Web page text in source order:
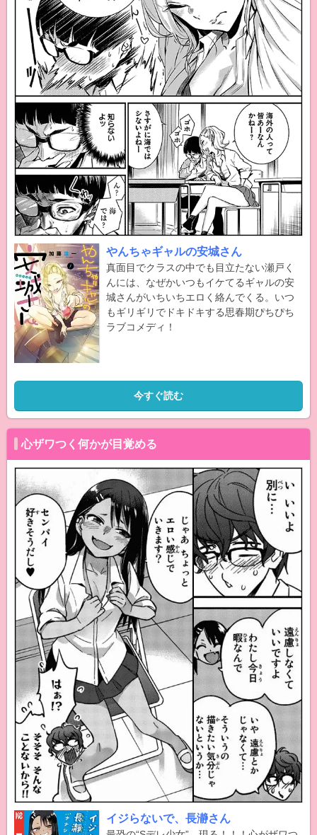
やんちゃギャルの安城さん
真面目でクラスの中でも目立たない瀬戸く
んには、なぜかいつもイケてるギャルの安
城さんがいちいちエロく絡んでくる。いつ
もギリギリでドキドキする思春期ぴちぴち
ラブコメディ！
今すぐ読む
心ザワつく何かが目覚める
イジらないで、長瀞さん